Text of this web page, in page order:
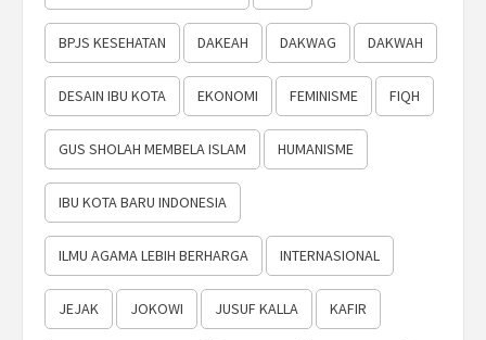
BPJS KESEHATAN DAKEAH DAKWAG DAKWAH
DESAIN IBU KOTA EKONOMI FEMINISME FIQH
GUS SHOLAH MEMBELA ISLAM HUMANISME
IBU KOTA BARU INDONESIA
ILMU AGAMA LEBIH BERHARGA INTERNASIONAL
JEJAK JOKOWI JUSUF KALLA KAFIR